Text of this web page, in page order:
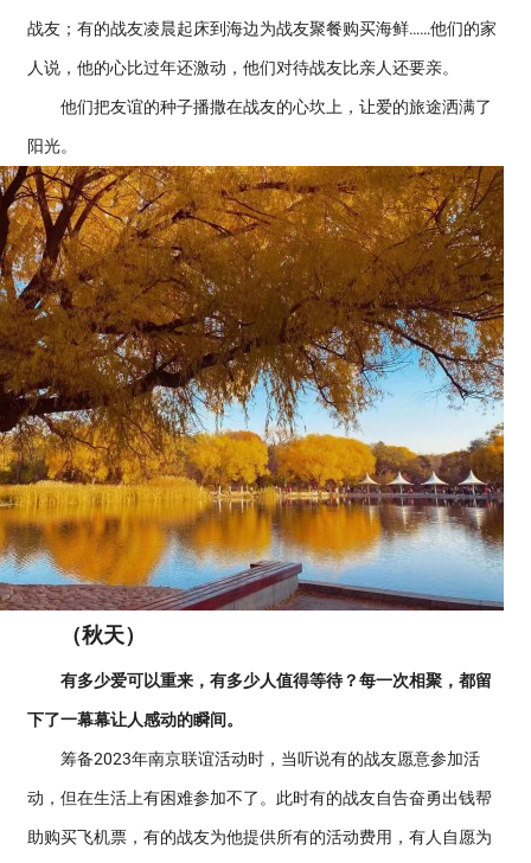
战友；有的战友凌晨起床到海边为战友聚餐购买海鲜……他们的家
人说，他的心比过年还激动，他们对待战友比亲人还要亲。
他们把友谊的种子播撒在战友的心坎上，让爱的旅途洒满了
阳光。
（秋天）
有多少爱可以重来，有多少人值得等待？每一次相聚，都留
下了一幕幕让人感动的瞬间。
筹备2023年南京联谊活动时，当听说有的战友愿意参加活
动，但在生活上有困难参加不了。此时有的战友自告奋勇出钱帮
助购买飞机票，有的战友为他提供所有的活动费用，有人自愿为